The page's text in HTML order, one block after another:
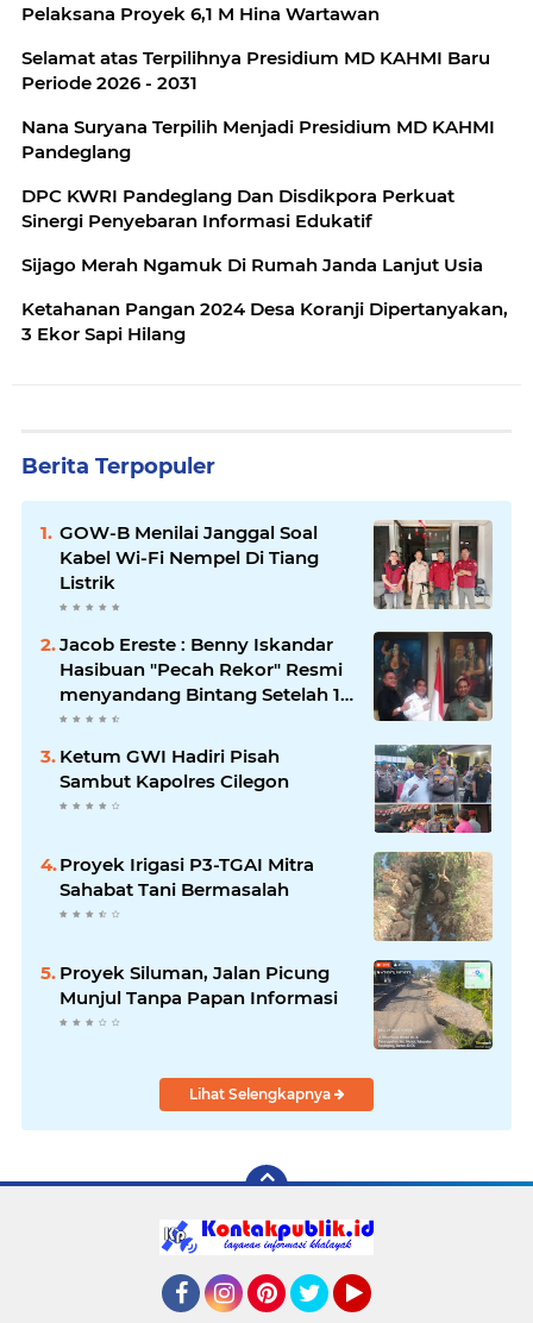
Pelaksana Proyek 6,1 M Hina Wartawan
Selamat atas Terpilihnya Presidium MD KAHMI Baru
Periode 2026 - 2031
Nana Suryana Terpilih Menjadi Presidium MD KAHMI
Pandeglang
DPC KWRI Pandeglang Dan Disdikpora Perkuat
Sinergi Penyebaran Informasi Edukatif
Sijago Merah Ngamuk Di Rumah Janda Lanjut Usia
Ketahanan Pangan 2024 Desa Koranji Dipertanyakan,
3 Ekor Sapi Hilang
Berita Terpopuler
GOW-B Menilai Janggal Soal
Kabel Wi-Fi Nempel Di Tiang
Listrik
Jacob Ereste : Benny Iskandar
Hasibuan "Pecah Rekor" Resmi
menyandang Bintang Setelah 14
Tahun Ngejokrok Berpangjat
Ketum GWI Hadiri Pisah
Sambut Kapolres Cilegon
Proyek Irigasi P3-TGAI Mitra
Sahabat Tani Bermasalah
Proyek Siluman, Jalan Picung
Munjul Tanpa Papan Informasi
Lihat Selengkapnya